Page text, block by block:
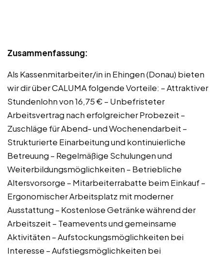
Zusammenfassung:
Als Kassenmitarbeiter/in in Ehingen (Donau) bieten
wir dir über CALUMA folgende Vorteile: – Attraktiver
Stundenlohn von 16,75 € – Unbefristeter
Arbeitsvertrag nach erfolgreicher Probezeit –
Zuschläge für Abend- und Wochenendarbeit –
Strukturierte Einarbeitung und kontinuierliche
Betreuung – Regelmäßige Schulungen und
Weiterbildungsmöglichkeiten – Betriebliche
Altersvorsorge – Mitarbeiterrabatte beim Einkauf –
Ergonomischer Arbeitsplatz mit moderner
Ausstattung – Kostenlose Getränke während der
Arbeitszeit – Teamevents und gemeinsame
Aktivitäten – Aufstockungsmöglichkeiten bei
Interesse – Aufstiegsmöglichkeiten bei